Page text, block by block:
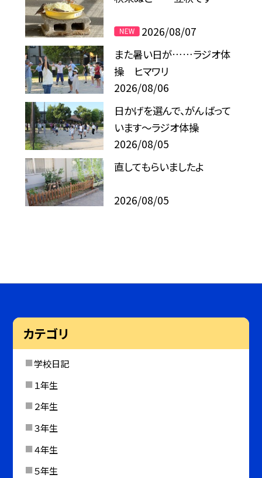
2026/08/07
また暑い日が……ラジオ体
操 ヒマワリ
2026/08/06
日かげを選んで、がんばって
います～ラジオ体操
2026/08/05
直してもらいましたよ
2026/08/05
カテゴリ
学校日記
１年生
２年生
３年生
４年生
５年生